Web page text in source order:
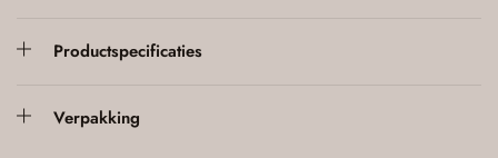
Productspecificaties
Verpakking